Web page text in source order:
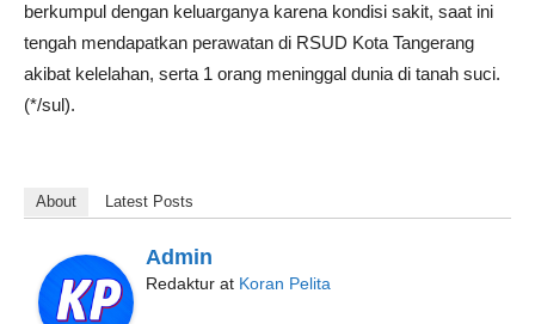
berkumpul dengan keluarganya karena kondisi sakit, saat ini
tengah mendapatkan perawatan di RSUD Kota Tangerang
akibat kelelahan, serta 1 orang meninggal dunia di tanah suci.
(*/sul).
About Latest Posts
Admin
Redaktur at Koran Pelita